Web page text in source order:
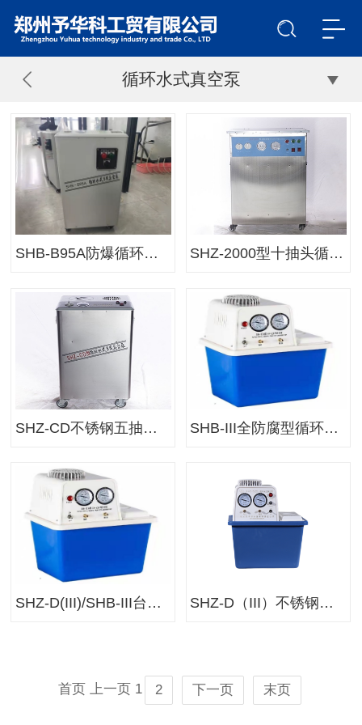
循环水式真空泵
SHB-B95A防爆循环水真空泵 SHZ-2000型十抽头循环水真空泵
SHZ-CD不锈钢五抽头循环水真空泵 SHB-III全防腐型循环水真空泵
SHZ-D(III)/SHB-III台式循环水真空泵 SHZ-D（III）不锈钢型循环水真空泵
首页 上一页 1 2 下一页 末页